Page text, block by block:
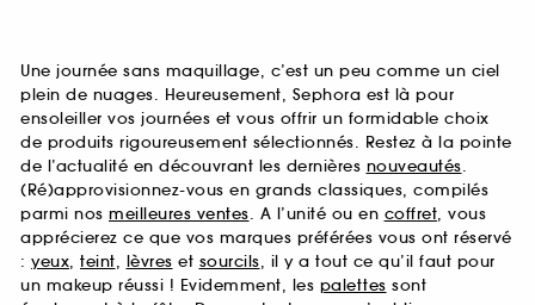
Une journée sans maquillage, c’est un peu comme un ciel
plein de nuages. Heureusement, Sephora est là pour
ensoleiller vos journées et vous offrir un formidable choix
de produits rigoureusement sélectionnés. Restez à la pointe
de l’actualité en découvrant les dernières nouveautés.
(Ré)approvisionnez-vous en grands classiques, compilés
parmi nos meilleures ventes. A l’unité ou en coffret, vous
apprécierez ce que vos marques préférées vous ont réservé
: yeux, teint, lèvres et sourcils, il y a tout ce qu’il faut pour
un makeup réussi ! Evidemment, les palettes sont